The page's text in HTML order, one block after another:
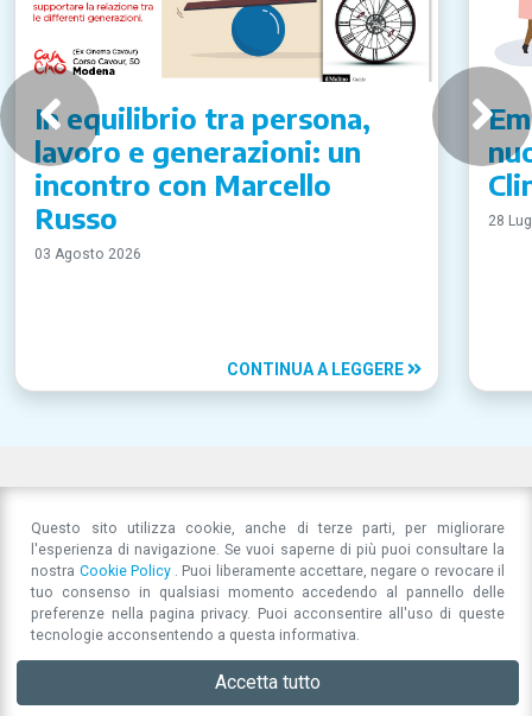
In equilibrio tra persona,
lavoro e generazioni: un
incontro con Marcello
Russo
03 Agosto 2026
CONTINUA A LEGGERE
28
Comunicare oggi:
Associazione per la Responsabilità Sociale di Impresa
Strada San Cataldo 9741123Modena(MO)
Questo sito utilizza cookie, anche di terze parti, per migliorare
l'esperienza di navigazione. Se vuoi saperne di più puoi consultare la
nostra Cookie Policy
. Puoi liberamente accettare, negare o revocare il
tuo consenso in qualsiasi momento accedendo al pannello delle
preferenze nella pagina privacy. Puoi acconsentire all'uso di queste
tecnologie acconsentendo a questa informativa.
Accetta tutto